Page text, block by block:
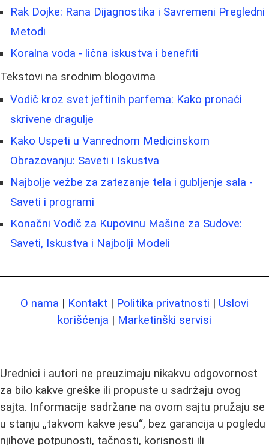
Rak Dojke: Rana Dijagnostika i Savremeni Pregledni
Metodi
Koralna voda - lična iskustva i benefiti
Tekstovi na srodnim blogovima
Vodič kroz svet jeftinih parfema: Kako pronaći
skrivene dragulje
Kako Uspeti u Vanrednom Medicinskom
Obrazovanju: Saveti i Iskustva
Najbolje vežbe za zatezanje tela i gubljenje sala -
Saveti i programi
Konačni Vodič za Kupovinu Mašine za Sudove:
Saveti, Iskustva i Najbolji Modeli
O nama | Kontakt | Politika privatnosti | Uslovi
korišćenja | Marketinški servisi
Urednici i autori ne preuzimaju nikakvu odgovornost
za bilo kakve greške ili propuste u sadržaju ovog
sajta. Informacije sadržane na ovom sajtu pružaju se
u stanju „takvom kakve jesu“, bez garancija u pogledu
njihove potpunosti, tačnosti, korisnosti ili